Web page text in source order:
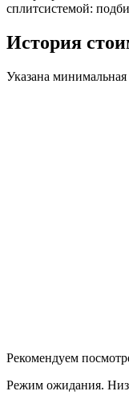
сплитсистемой:
История
Указана
Рекомендуем
Режим ожидания.